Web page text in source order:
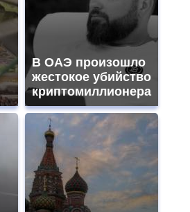
В ОАЭ произошло
жестокое убийство
криптомиллионера